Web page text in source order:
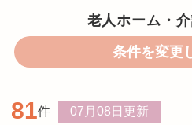
老人ホームを
円かにつ
老人ホームの種類
老人ホーム・
条件を変更
81件 07月08日 更新